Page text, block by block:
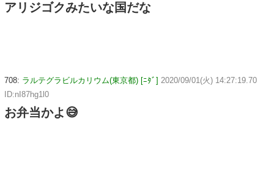
アリジゴクみたいな国だな
708: ラルテグラビルカリウム(東京都) [ﾆﾀﾞ] 2020/09/01(火) 14:27:19.70
ID:nI87hg1l0
お弁当かよ😅